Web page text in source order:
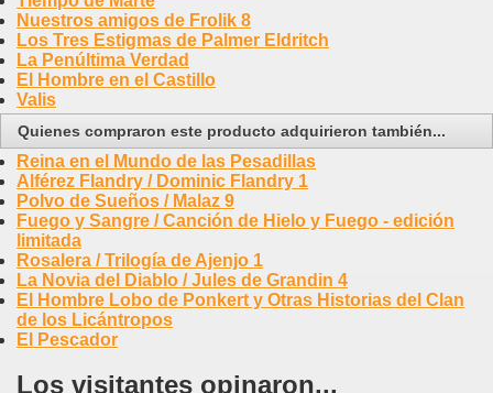
Nuestros amigos de Frolik 8
Los Tres Estigmas de Palmer Eldritch
La Penúltima Verdad
El Hombre en el Castillo
Valis
Quienes compraron este producto adquirieron también...
Reina en el Mundo de las Pesadillas
Alférez Flandry / Dominic Flandry 1
Polvo de Sueños / Malaz 9
Fuego y Sangre / Canción de Hielo y Fuego - edición
limitada
Rosalera / Trilogía de Ajenjo 1
La Novia del Diablo / Jules de Grandin 4
El Hombre Lobo de Ponkert y Otras Historias del Clan
de los Licántropos
El Pescador
Los visitantes opinaron...